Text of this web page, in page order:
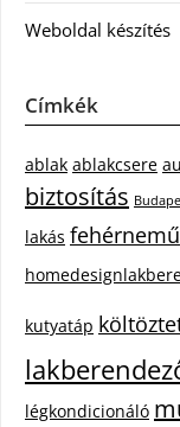
Weboldal készítés
Címkék
ablak ablakcsere
biztosítás
lakás fehérnemű
kutyatáp
légkondicionáló